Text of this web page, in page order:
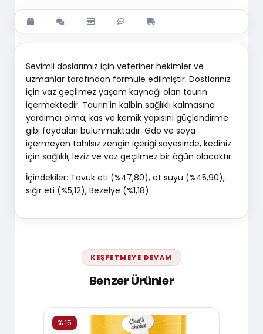
Sevimli doslarımız için veteriner hekimler ve
uzmanlar tarafından formule edilmiştir. Dostlarınız
için vaz geçilmez yaşam kaynağı olan taurin
içermektedir. Taurin'in kalbin sağlıklı kalmasına
yardımcı olma, kas ve kemik yapısını güçlendirme
gibi faydaları bulunmaktadır. Gdo ve soya
içermeyen tahılsız zengin içeriği sayesinde, kediniz
için sağlıklı, leziz ve vaz geçilmez bir öğün olacaktır.
İçindekiler: Tavuk eti (%47,80), et suyu (%45,90),
sığır eti (%5,12), Bezelye (%1,18)
KEŞFETMEYE DEVAM
Benzer Ürünler
% 15